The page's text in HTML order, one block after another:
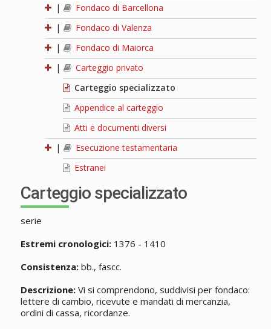
|
Fondaco di Barcellona
|
Fondaco di Valenza
|
Fondaco di Maiorca
|
Carteggio privato
Carteggio specializzato
Appendice al carteggio
Atti e documenti diversi
|
Esecuzione testamentaria
Estranei
Carteggio specializzato
serie
Estremi cronologici:1376 - 1410
Consistenza:bb., fascc.
Descrizione:Vi si comprendono, suddivisi per fondaco:
lettere di cambio, ricevute e mandati di mercanzia,
ordini di cassa, ricordanze.